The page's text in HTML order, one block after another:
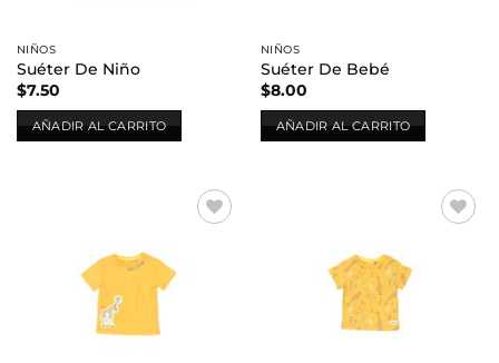
NIÑOS
Suéter De Niño
$7.50
AÑADIR AL CARRITO
NIÑOS
Suéter De Bebé
$8.00
AÑADIR AL CARRITO